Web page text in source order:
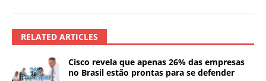
RELATED ARTICLES
Cisco revela que apenas 26% das empresas
no Brasil estão prontas para se defender